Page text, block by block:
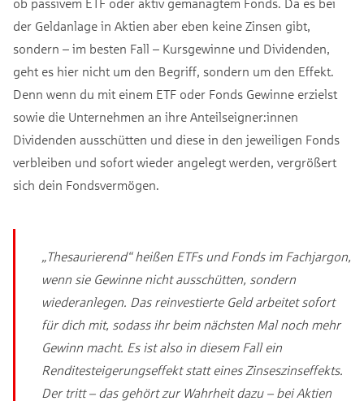
der Geldanlage in Aktien aber eben keine Zinsen gibt,
sondern – im besten Fall – Kursgewinne und Dividenden,
geht es hier nicht um den Begriff, sondern um den Effekt.
Denn wenn du mit einem ETF oder Fonds Gewinne erzielst
sowie die Unternehmen an ihre Anteilseigner:innen
Dividenden ausschütten und diese in den jeweiligen Fonds
verbleiben und sofort wieder angelegt werden, vergrößert
sich dein Fondsvermögen.
„Thesaurierend“ heißen ETFs und Fonds im Fachjargon,
wenn sie Gewinne nicht ausschütten, sondern
wiederanlegen. Das reinvestierte Geld arbeitet sofort
für dich mit, sodass ihr beim nächsten Mal noch mehr
Gewinn macht. Es ist also in diesem Fall ein
Renditesteigerungseffekt statt eines Zinseszinseffekts.
Der tritt – das gehört zur Wahrheit dazu – bei Aktien